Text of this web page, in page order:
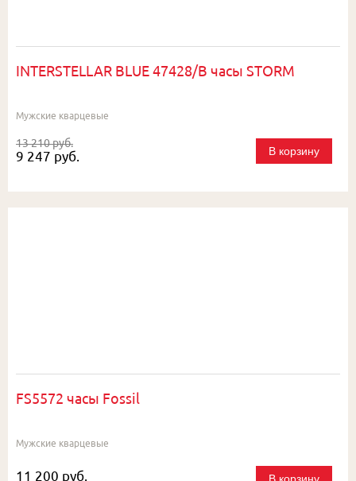
INTERSTELLAR BLUE 47428/B часы STORM
Мужские кварцевые
13 210 руб.
9 247 руб. В корзину
FS5572 часы Fossil
Мужские кварцевые
11 200 руб. В корзину